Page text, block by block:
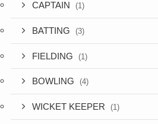
CAPTAIN (1)
BATTING (3)
FIELDING (1)
BOWLING (4)
WICKET KEEPER (1)